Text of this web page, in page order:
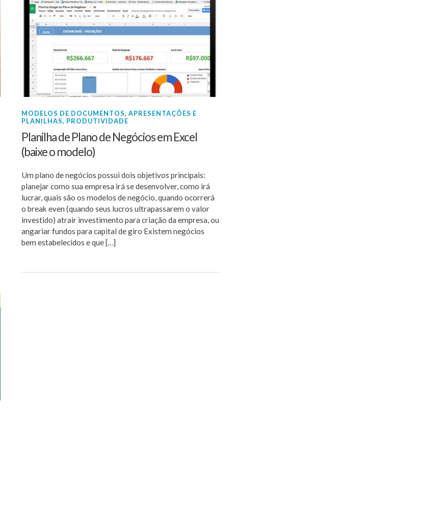
MODELOS DE DOCUMENTOS, APRESENTAÇÕES E
PLANILHAS, PRODUTIVIDADE
Planilha de Plano de Negócios em Excel
(baixe o modelo)
Um plano de negócios possui dois objetivos principais:
planejar como sua empresa irá se desenvolver, como irá
lucrar, quais são os modelos de negócio, quando ocorrerá
o break even (quando seus lucros ultrapassarem o valor
investido) atrair investimento para criação da empresa, ou
angariar fundos para capital de giro Existem negócios
bem estabelecidos e que […]